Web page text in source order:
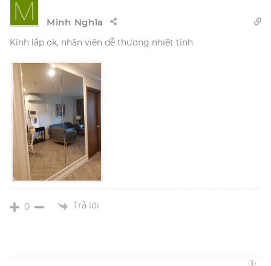
Minh Nghĩa
Kính lắp ok, nhân viên dễ thương nhiệt tình
0 Trả lời